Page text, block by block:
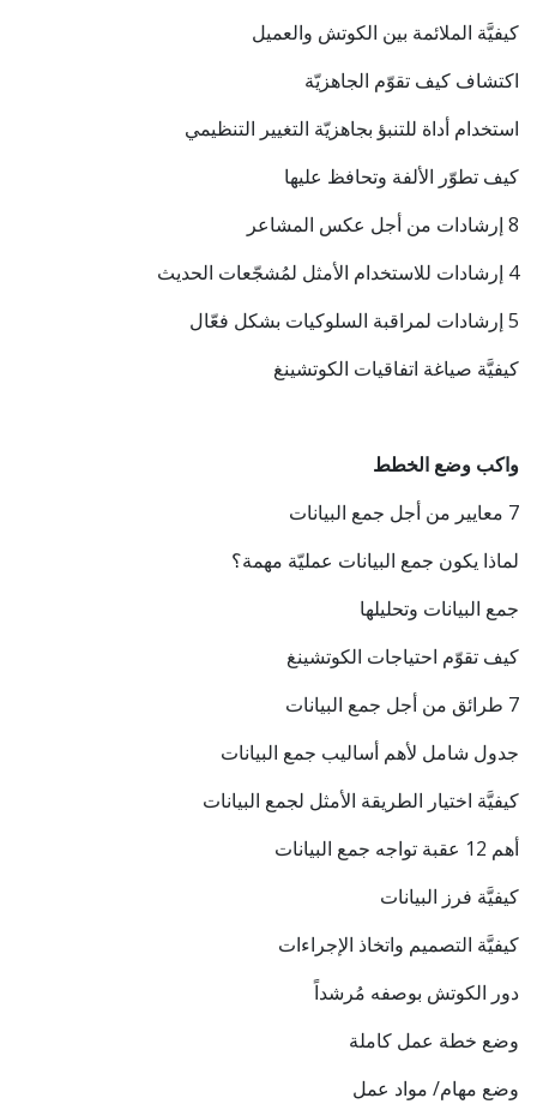
كيفيَّة الملائمة بين الكوتش والعميل
اكتشاف كيف تقوّم الجاهزيّة
استخدام أداة للتنبؤ بجاهزيّة التغيير التنظيمي
كيف تطوّر الألفة وتحافظ عليها
8 إرشادات من أجل عكس المشاعر
4 إرشادات للاستخدام الأمثل لمُشجّعات الحديث
5 إرشادات لمراقبة السلوكيات بشكل فعّال
كيفيَّة صياغة اتفاقيات الكوتشينغ
واكب وضع الخطط
7 معايير من أجل جمع البيانات
لماذا يكون جمع البيانات عمليّة مهمة؟
جمع البيانات وتحليلها
كيف تقوّم احتياجات الكوتشينغ
7 طرائق من أجل جمع البيانات
جدول شامل لأهم أساليب جمع البيانات
كيفيَّة اختيار الطريقة الأمثل لجمع البيانات
أهم 12 عقبة تواجه جمع البيانات
كيفيَّة فرز البيانات
كيفيَّة التصميم واتخاذ الإجراءات
دور الكوتش بوصفه مُرشداً
وضع خطة عمل كاملة
وضع مهام/ مواد عمل